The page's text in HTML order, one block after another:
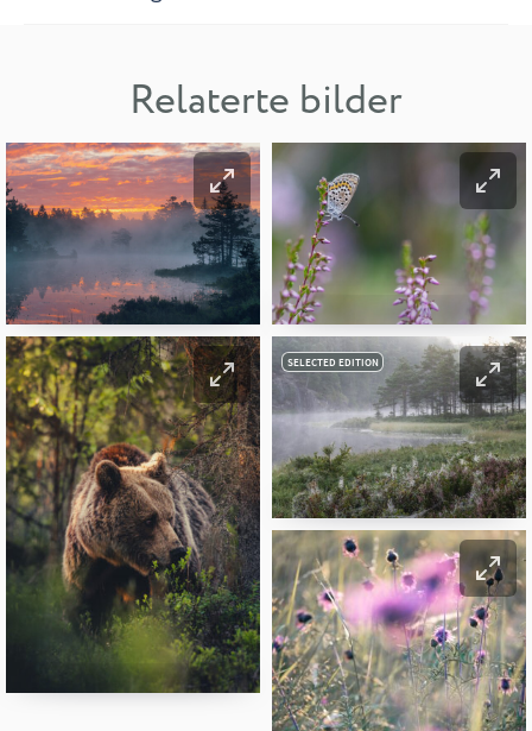
Relaterte bilder
SELECTED EDITION